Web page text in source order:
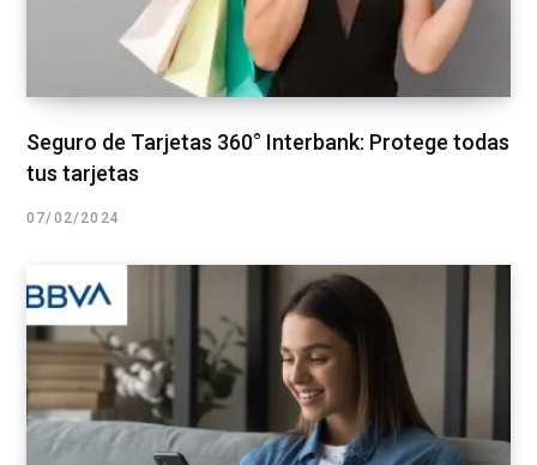
Seguro de Tarjetas 360° Interbank: Protege todas
tus tarjetas
07/02/2024